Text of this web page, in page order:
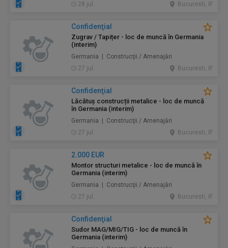
28 jul.
Bucuresti, IF
Confidenţial
Zugrav / Tapițer - loc de muncă în Germania
(interim)
Germania | Construcţii / Amenajări
27 jul.
Bucuresti, IF
Confidenţial
Lăcătuș construcții metalice - loc de muncă
în Germania (interim)
Germania | Construcţii / Amenajări
27 jul.
Bucuresti, IF
2.000 EUR
Montor structuri metalice - loc de muncă în
Germania (interim)
Germania | Construcţii / Amenajări
27 jul.
Bucuresti, IF
Confidenţial
Sudor MAG/MIG/TIG - loc de muncă în
Germania (interim)